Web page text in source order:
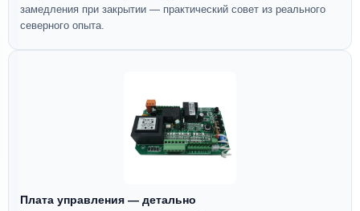
замедления при закрытии — практический совет из реального
северного опыта.
Плата управления — детально